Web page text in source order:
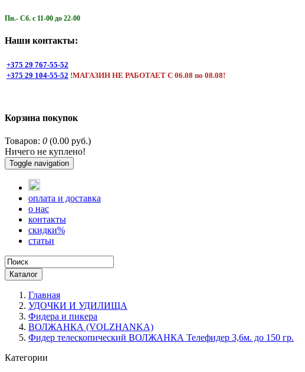
Пн.- Cб. с 11-00 до 22-00
Наши контакты:
+375 29 767-55-52
+375 29 104-55-52 !МАГАЗИН НЕ РАБОТАЕТ С 06.08 по 08.08!
Корзина покупок
Товаров: 0 (0.00 руб.)
Ничего не куплено!
Toggle navigation
оплата и доставка
о нас
контакты
скидки%
статьи
Каталог
Главная
УДОЧКИ И УДИЛИЩА
Фидера и пикера
ВОЛЖАНКА (VOLZHANKA)
Фидер телескопический ВОЛЖАНКА Телефидер 3,6м. до 150 гр.
Категории